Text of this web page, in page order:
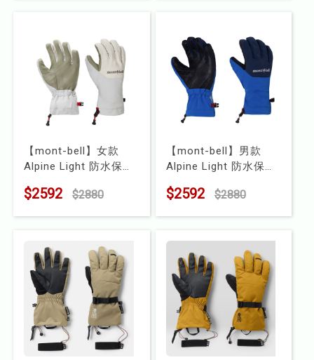
水上配件
其他
挖寶區
⭐長毛象-過季出清75折⭐
【mont-bell】女款
Alpine Light 防水保暖
型號 : 1118980
$2592 $2880
【mont-bell】男款
Alpine Light 防水保暖
型號 : 1118979
$2592 $2880